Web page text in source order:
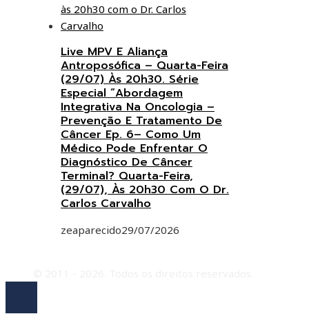
Live MPV E Aliança
Antroposófica – Quarta-Feira
(29/07) Às 20h30. Série
Especial “Abordagem
Integrativa Na Oncologia –
Prevenção E Tratamento De
Câncer Ep. 6– Como Um
Médico Pode Enfrentar O
Diagnóstico De Câncer
Terminal? Quarta-Feira,
(29/07), Às 20h30 Com O Dr.
Carlos Carvalho
zeaparecido29/07/2026